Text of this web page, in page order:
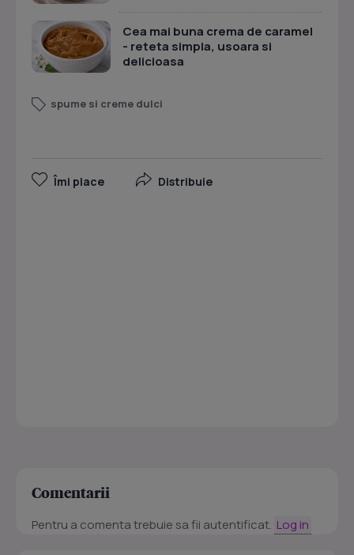
Cea mai buna crema de caramel
- reteta simpla, usoara si
delicioasa
spume si creme dulci
Îmi place Distribuie
Comentarii
Pentru a comenta trebuie sa fii autentificat. Log in